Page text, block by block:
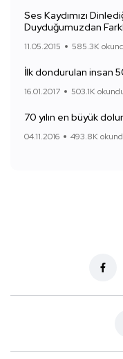
Ses Kaydımızı
Duyduğumuzdan
11.05.2015 585.3K
İlk dondurulan insan
16.01.2017 503.1K
70 yılın en büyük
04.11.2016 493.8K